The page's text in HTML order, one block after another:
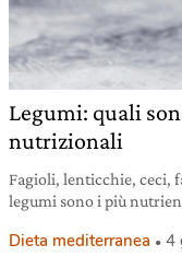
Legumi: quali
nutrizionali
Fagioli, lenticchie, ceci,
legumi sono i più
Dieta mediterranea 4